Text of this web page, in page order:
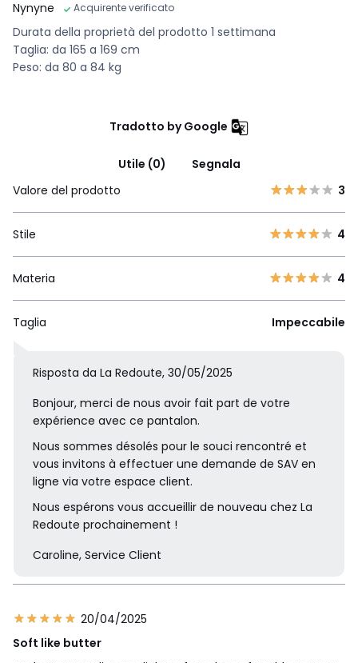
Nynyne Acquirente verificato
Durata della proprietà del prodotto 1 settimana
Taglia: da 165 a 169 cm
Peso: da 80 a 84 kg
Tradotto by Google
Utile (0)
Segnala
Valore del prodotto
3
Stile 4
Materia 4
Taglia Impeccabile
Risposta da La Redoute, 30/05/2025
Bonjour, merci de nous avoir fait part de votre
expérience avec ce pantalon.
Nous sommes désolés pour le souci rencontré et
vous invitons à effectuer une demande de SAV en
ligne via votre espace client.
Nous espérons vous accueillir de nouveau chez La
Redoute prochainement !
Caroline, Service Client
20/04/2025
Soft like butter